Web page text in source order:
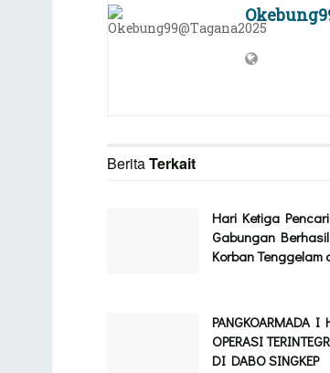
BeritaTerkait
Hari Ketiga
Gabungan
Korban
PANGKOARMADA
OPERASI
DI DABO SINGKEP